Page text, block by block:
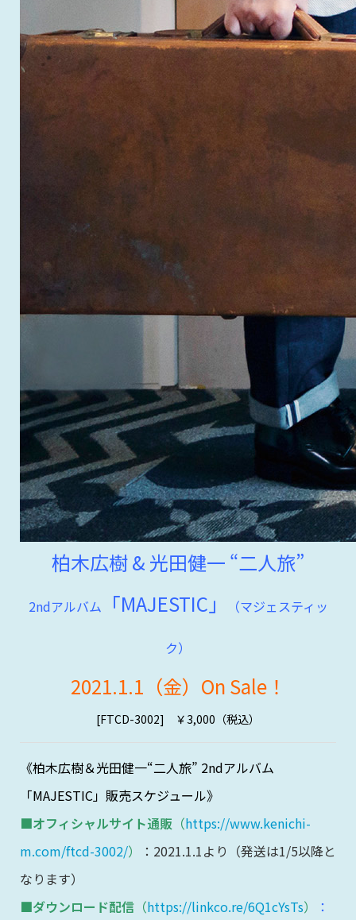
柏木広樹 & 光田健一 “二人旅”
2ndアルバム 「MAJESTIC」 （マジェスティッ
ク）
2021.1.1（金）On Sale！
[FTCD-3002] ￥3,000（税込）
《柏木広樹＆光田健一“二人旅” 2ndアルバム
「MAJESTIC」 販売スケジュール》
■オフィシャルサイト通販 （https://www.kenichi-
m.com/ftcd-3002/）
：2021.1.1より（発送は1/5以降と
なります）
■ダウンロード配信（https://linkco.re/6Q1cYsTs）
：